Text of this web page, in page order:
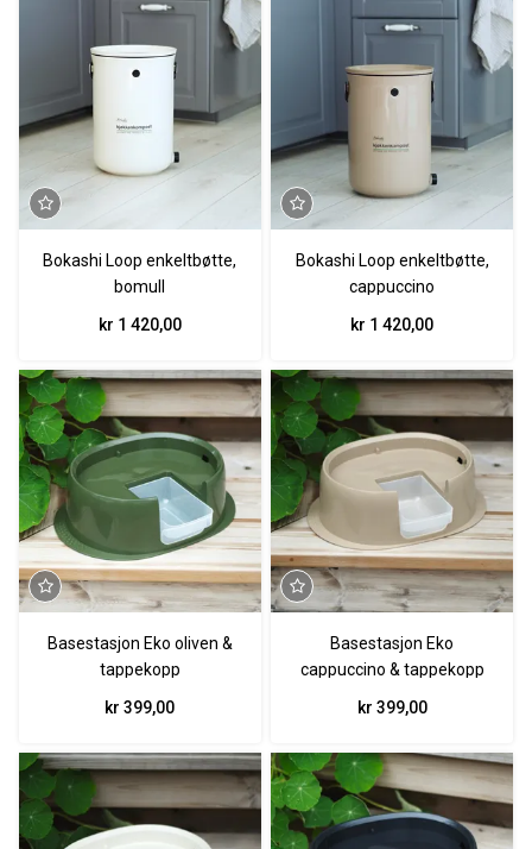
Bokashi Loop enkeltbøtte,
bomull
kr 1 420,00
Bokashi Loop enkeltbøtte,
cappuccino
kr 1 420,00
Basestasjon Eko oliven &
tappekopp
kr 399,00
Basestasjon Eko
cappuccino & tappekopp
kr 399,00